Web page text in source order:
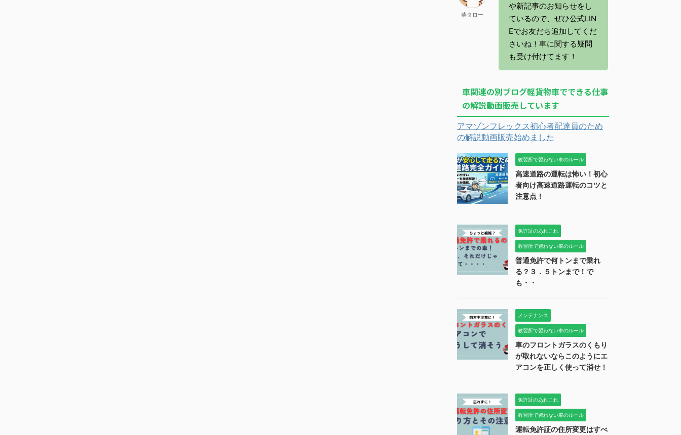
柴タロー
や新記事のお知らせをし
ているので、ぜひ公式LIN
Eでお友だち追加してくだ
さいね！車に関する疑問
も受け付けてます！
車関連の別ブログ軽貨物車でできる仕事
の解説動画販売しています
アマゾンフレックス初心者配達員のため
の解説動画販売始めました
教習所で習わない車のルール
高速道路の運転は怖い！初心
者向け高速道路運転のコツと
注意点！
免許証のあれこれ
教習所で習わない車のルール
普通免許で何トンまで乗れ
る？３．５トンまで！で
も・・
メンテナンス
教習所で習わない車のルール
車のフロントガラスのくもり
が取れないならこのようにエ
アコンを正しく使って消せ！
免許証のあれこれ
教習所で習わない車のルール
運転免許証の住所変更はすべ